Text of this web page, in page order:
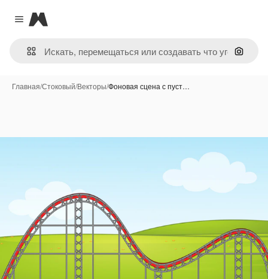
Close menu
Magnific
Поиск
Главная/Стоковый/Векторы/Фоновая сцена с пуст…